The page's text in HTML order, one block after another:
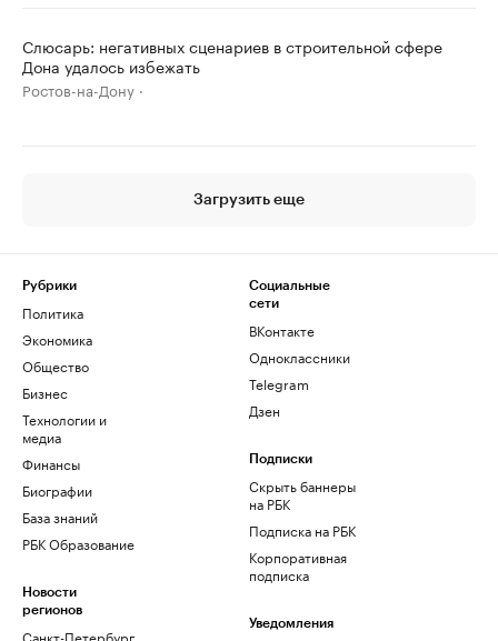
Слюсарь: негативных сценариев в строительной сфере
Дона удалось избежать
Ростов-на-Дону
Загрузить еще
Рубрики
Политика
Экономика
Общество
Бизнес
Технологии и
медиа
Финансы
Биографии
База знаний
РБК Образование
Новости
регионов
Санкт-Петербург
Социальные
сети
ВКонтакте
Одноклассники
Telegram
Дзен
Подписки
Скрыть баннеры
на РБК
Подписка на РБК
Корпоративная
подписка
Уведомления